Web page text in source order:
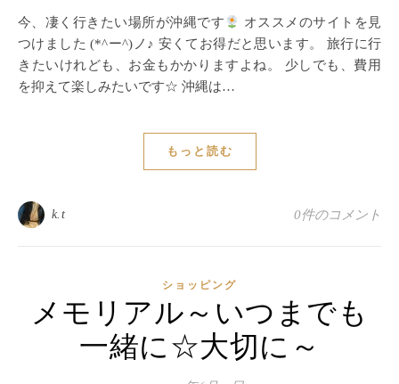
今、凄く行きたい場所が沖縄です
オススメのサイトを見
つけました (*^ー^)ノ♪ 安くてお得だと思います。 旅行に行
きたいけれども、お金もかかりますよね。 少しでも、費用
を抑えて楽しみたいです☆ 沖縄は…
もっと読む
k.t 0件のコメント
ショッピング
メモリアル～いつまでも
一緒に☆大切に～